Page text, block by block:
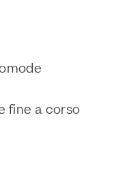
fine a corso